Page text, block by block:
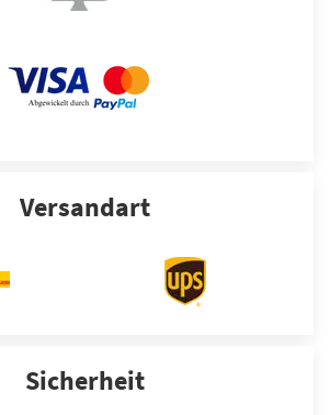
Versandart
Sicherheit